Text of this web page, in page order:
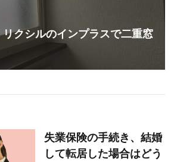
クシルのインプラスで二重窓
失業保険の手続き、結婚
して転居した場合はどう